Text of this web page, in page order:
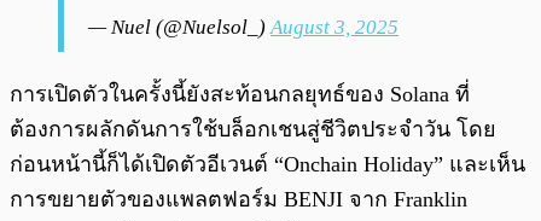
— Nuel (@Nuelsol_)August 3, 2025
การเปิดตัวในครั้งนี้ยังสะท้อนกลยุทธ์ของ Solana ที่
ต้องการผลักดันการใช้บล็อกเชนสู่ชีวิตประจำวัน โดย
ก่อนหน้านี้ก็ได้เปิดตัวอีเวนต์ “Onchain Holiday” และเห็น
การขยายตัวของแพลตฟอร์ม BENJI จาก Franklin